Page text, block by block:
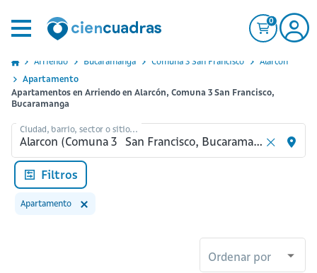
0
Arriendo Bucaramanga Comuna 3 San Francisco
Alarcon
Apartamento
Apartamentos en Arriendo en Alarcón, Comuna 3 San Francisco,
Bucaramanga
Ciudad, barrio, sector o sitio...
Filtros
Apartamento
Ordenar por